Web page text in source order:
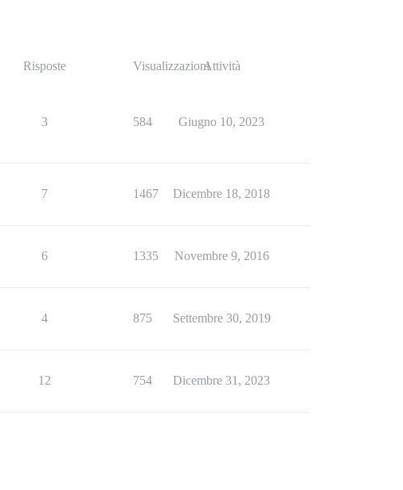
Risposte VisualizzazioniAttività
3 584 Giugno 10, 2023
7 1467 Dicembre 18, 2018
6 1335 Novembre 9, 2016
4 875 Settembre 30, 2019
12 754 Dicembre 31, 2023